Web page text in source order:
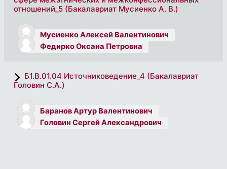
отношений_5 (Бакалавриат Мусиенко А. В.)
Мусиенко Алексей Валентинович
Федирко Оксана Петровна
Б1.В.01.04 Источниковедение_4 (Бакалавриат
Головин С.А.)
Баранов Артур Валентинович
Головин Сергей Александрович